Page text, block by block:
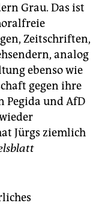
Grau. Das ist
Zeitschriften,
analog
ebenso wie
gegen ihre
Pegida und AfD
Jürgs ziemlich